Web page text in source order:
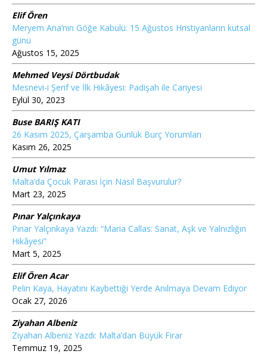
Elif Ören
Meryem Ana’nın Göğe Kabulü: 15 Ağustos Hristiyanların kutsal
günü
Ağustos 15, 2025
Mehmed Veysi Dörtbudak
Mesnevi-i Şerif ve İlk Hikâyesi: Padişah ile Cariyesi
Eylül 30, 2023
Buse BARIŞ KATI
26 Kasım 2025, Çarşamba Günlük Burç Yorumları
Kasım 26, 2025
Umut Yılmaz
Malta’da Çocuk Parası İçin Nasıl Başvurulur?
Mart 23, 2025
Pınar Yalçınkaya
Pınar Yalçınkaya Yazdı: “Maria Callas: Sanat, Aşk ve Yalnızlığın
Hikâyesi”
Mart 5, 2025
Elif Ören Acar
Pelin Kaya, Hayatını Kaybettiği Yerde Anılmaya Devam Ediyor
Ocak 27, 2026
Ziyahan Albeniz
Ziyahan Albeniz Yazdı: Malta’dan Büyük Firar
Temmuz 19, 2025